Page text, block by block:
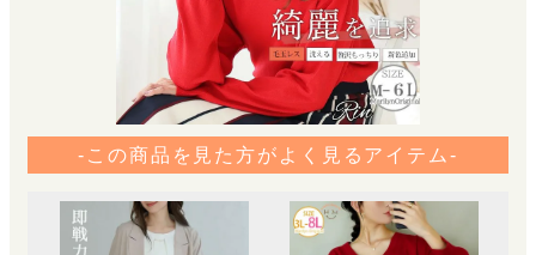
-この商品を見た方がよく見るアイテム-